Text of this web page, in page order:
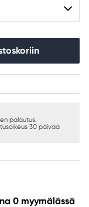
palautus.
30 päivää
0 myymälässä